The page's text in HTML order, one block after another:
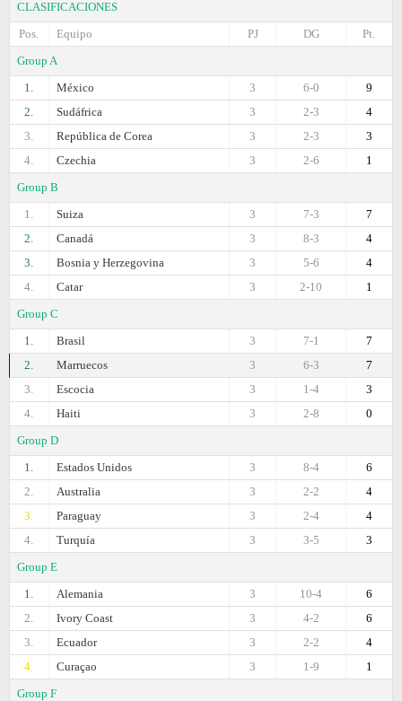
CLASIFICACIONES
Pos.
Equipo Pt.
DG
PJ
Group A
1.
México 9
6-0
3
2.
Sudáfrica 4
2-3
3
3.
República de Corea 3
2-3
3
4.
Czechia 1
2-6
3
Group B
1.
Suiza 7
7-3
3
2.
Canadá 4
8-3
3
3.
Bosnia y Herzegovina 4
5-6
3
4.
Catar 1
2-10
3
Group C
1.
Brasil 7
7-1
3
2.
Marruecos 7
6-3
3
3.
Escocia 3
1-4
3
4.
Haiti 0
2-8
3
Group D
1.
Estados Unidos 6
8-4
3
2.
Australia 4
2-2
3
3.
Paraguay 4
2-4
3
4.
Turquía 3
3-5
3
Group E
1.
Alemania 6
10-4
3
2.
Ivory Coast 6
4-2
3
3.
Ecuador 4
2-2
3
4.
Curaçao 1
1-9
3
Group F